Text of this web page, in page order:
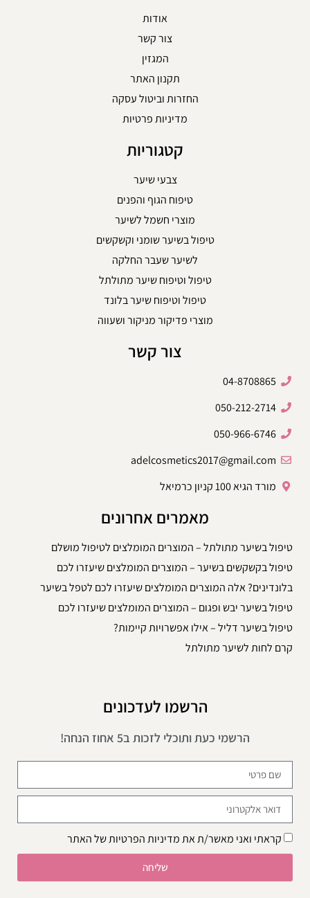
אודות
צור קשר
המגזין
תקנון האתר
החזרות וביטול עסקה
מדיניות פרטיות
קטגוריות
צבעי שיער
טיפוח הגוף והפנים
מוצרי חשמל לשיער
טיפול בשיער שומני וקשקשים
לשיער שעבר החלקה
טיפול וטיפוח שיער מתולתל
טיפול וטיפוח שיער בלונד
מוצרי פדיקור מניקור ושעווה
צור קשר
04-8708865
050-212-2714
050-966-6746
adelcosmetics2017@gmail.com
מורד הגיא 100 קניון כרמיאל
מאמרים אחרונים
טיפול בשיער מתולתל – המוצרים המומלצים לטיפול מושלם
טיפול בקשקשים בשיער – המוצרים המומלצים שיעזרו לכם
בלונדינים? אלה המוצרים המומלצים שיעזרו לכם לטפל בשיער
טיפול בשיער יבש ופגום – המוצרים המומלצים שיעזרו לכם
טיפול בשיער דליל – אילו אפשרויות קיימות?
קרם לחות לשיער מתולתל
הרשמו לעדכונים
הרשמי כעת ותוכלי לזכות ב5 אחוז הנחה!
קראתי ואני מאשר/ת אתמדיניות הפרטיותשל האתר
שליחה